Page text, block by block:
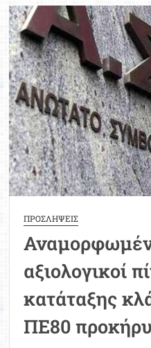
ΠΡΟΣΛΗΨΕΙΣ
αξιολογικοί
κατάταξης
ΠΕ80